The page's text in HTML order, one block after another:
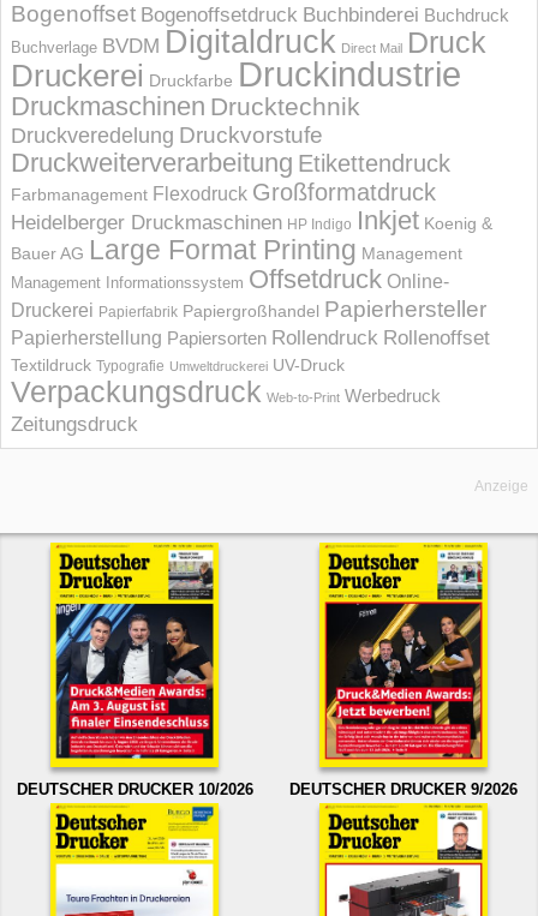
Bogenoffset Bogenoffsetdruck Buchbinderei Buchdruck
Buchverlage BVDM Digitaldruck Direct Mail Druck
Druckerei Druckfarbe Druckindustrie
Druckmaschinen Drucktechnik
Druckveredelung Druckvorstufe
Druckweiterverarbeitung Etikettendruck
Farbmanagement Flexodruck Großformatdruck
Heidelberger Druckmaschinen HP Indigo Inkjet Koenig &
Bauer AG Large Format Printing Management
Management Informations­system Offsetdruck Online-
Druckerei Papierfabrik Papiergroßhandel Papierhersteller
Papierherstellung Papiersorten Rollendruck Rollenoffset
Textildruck Typografie Umweltdruckerei UV-Druck
Verpackungsdruck Web-to-Print Werbedruck
Zeitungsdruck
Anzeige
DEUTSCHER DRUCKER 10/2026 DEUTSCHER DRUCKER 9/2026